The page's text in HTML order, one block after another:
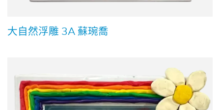
大自然浮雕 3A 蘇琬喬